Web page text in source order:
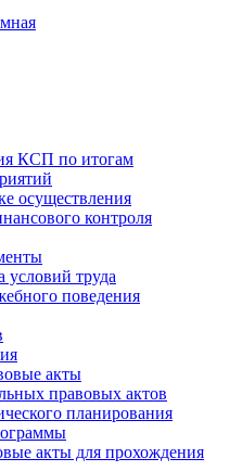
КСП по итогам
осуществления
контроля
условий труда
поведения
акты
правовых актов
планирования
акты для прохождения